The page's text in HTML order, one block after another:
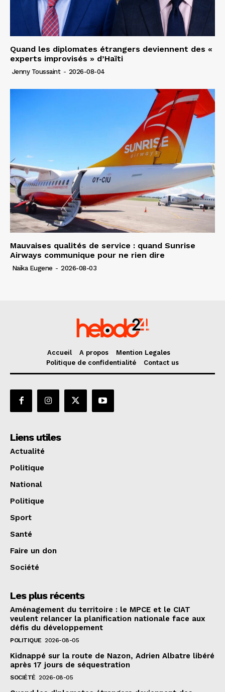
Quand les diplomates étrangers deviennent des «
experts improvisés » d’Haïti
Jenny Toussaint - 2026-08-04
Mauvaises qualités de service : quand Sunrise
Airways communique pour ne rien dire
Naïka Eugene - 2026-08-03
Accueil A propos
Mention Legales
Politique de confidentialité
Contact us
Liens utiles
Actualité
Politique
National
Politique
Sport
Santé
Faire un don
Société
Les plus récents
Aménagement du territoire : le MPCE et le CIAT
veulent relancer la planification nationale face aux
défis du développement
POLITIQUE 2026-08-05
Kidnappé sur la route de Nazon, Adrien Albatre libéré
après 17 jours de séquestration
SOCIÉTÉ 2026-08-05